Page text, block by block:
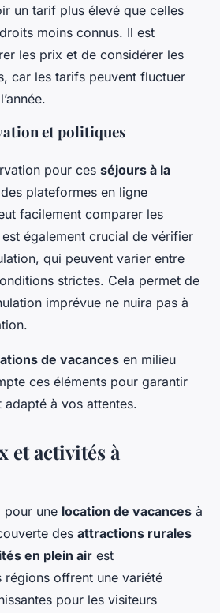
un tarif plus élevé que celles
moins connus. Il est
les prix et de considérer les
car les tarifs peuvent fluctuer
et politiques
pour ces séjours à la
plateformes en ligne
facilement comparer les
également crucial de vérifier
qui peuvent varier entre
strictes. Cela permet de
imprévue ne nuira pas à
de vacances en milieu
ces éléments pour garantir
à vos attentes.
et activités à
pour une location de vacances à
des attractions rurales
en plein air est
régions offrent une variété
pour les visiteurs